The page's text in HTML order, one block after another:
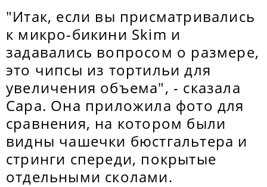
"Итак, если вы присматривались
к микро-бикини Skim и
задавались вопросом о размере,
это чипсы из тортильи для
увеличения объема", - сказала
Сара. Она приложила фото для
сравнения, на котором были
видны чашечки бюстгальтера и
стринги спереди, покрытые
отдельными сколами.